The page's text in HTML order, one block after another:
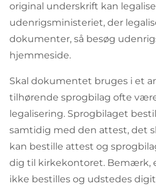
original underskrift kan
udenrigsministeriet, der
dokumenter, så besøg
hjemmeside.
Skal dokumentet bruges i et
tilhørende sprogbilag ofte
legalisering. Sprogbilaget
samtidig med den attest, det
kan bestille attest og
dig til kirkekontoret. Bemærk,
ikke bestilles og udstedes